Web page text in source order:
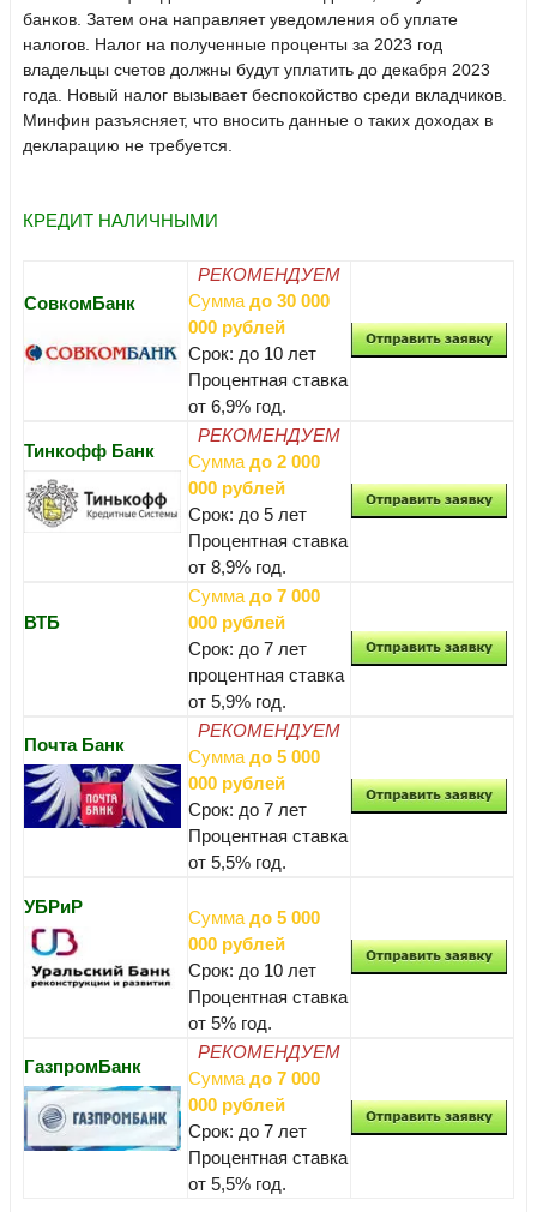
банков. Затем она направляет уведомления об уплате
налогов. Налог на полученные проценты за 2023 год
владельцы счетов должны будут уплатить до декабря 2023
года. Новый налог вызывает беспокойство среди вкладчиков.
Минфин разъясняет, что вносить данные о таких доходах в
декларацию не требуется.
КРЕДИТ НАЛИЧНЫМИ
СовкомБанк
РЕКОМЕНДУЕМ
Сумма до 30 000
000 рублей
Срок: до 10 лет
Процентная ставка
от 6,9% год.
Тинкофф Банк
РЕКОМЕНДУЕМ
Сумма до 2 000
000 рублей
Срок: до 5 лет
Процентная ставка
от 8,9% год.
ВТБ
Сумма до 7 000
000 рублей
Срок: до 7 лет
процентная ставка
от 5,9% год.
Почта Банк
РЕКОМЕНДУЕМ
Сумма до 5 000
000 рублей
Срок: до 7 лет
Процентная ставка
от 5,5% год.
УБРиР
Сумма до 5 000
000 рублей
Срок: до 10 лет
Процентная ставка
от 5% год.
ГазпромБанк
РЕКОМЕНДУЕМ
Сумма до 7 000
000 рублей
Срок: до 7 лет
Процентная ставка
от 5,5% год.